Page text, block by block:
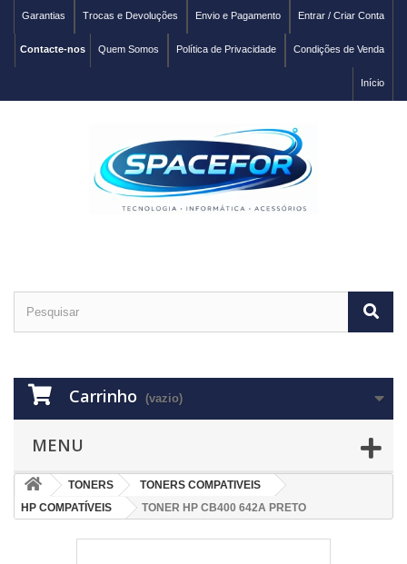
Entrar / Criar Conta
Envio e Pagamento
Trocas e Devoluções
Garantias
Condições de Venda
Política de Privacidade
Quem Somos
Contacte-nos
Início
Carrinho (vazio)
MENU
TONERS
TONERS COMPATIVEIS
HP COMPATÍVEIS
TONER HP CB400 642A PRETO